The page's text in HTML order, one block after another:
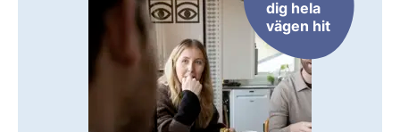
dig hela
vägen hit